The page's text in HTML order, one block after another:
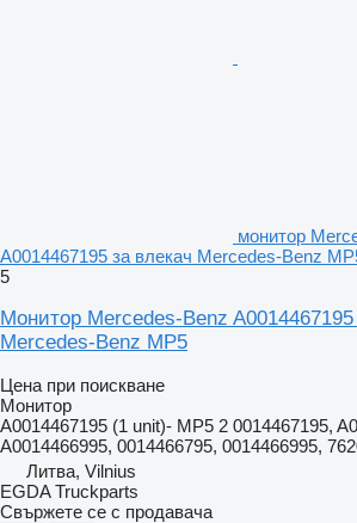
монитор
A0014467195 за влекач Mercedes-Benz
5
Монитор Mercedes-Benz A0014467195
Mercedes-Benz MP5
Цена при поискване
Монитор
A0014467195 (1 unit)- MP5 2 0014467195,
A0014466995, 0014466795, 0014466995,
Литва, Vilnius
EGDA Truckparts
Свържете се с продавача